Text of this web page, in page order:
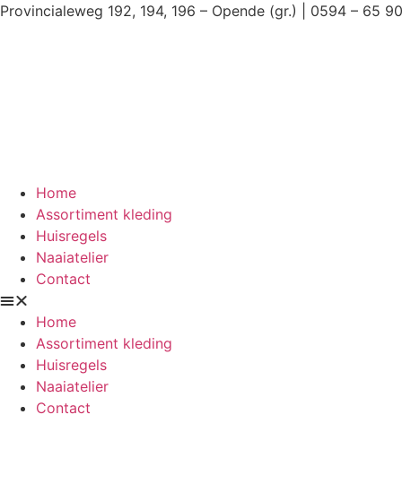
Ga
Provincialeweg 192, 194, 196 – Opende (gr.) | 0594 – 65
Home
Assortiment kleding
Huisregels
Naaiatelier
Contact
Home
Assortiment kleding
Huisregels
Naaiatelier
Contact